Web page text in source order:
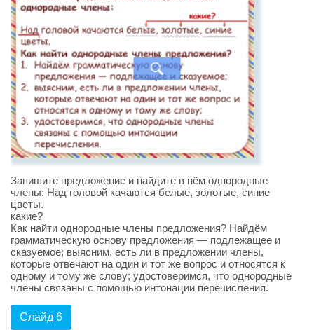
Запишите предложение и найдите в нём однородные
члены: Над головой качаются белые, золотые, синие
цветы.
какие?
Как найти однородные члены предложения? Найдём
грамматическую основу предложения — подлежащее и
сказуемое; выясним, есть ли в предложении члены,
которые отвечают на один и тот же вопрос и относятся к
одному и тому же слову; удостоверимся, что однородные
члены связаны с помощью интонации перечисления.
Слайд 6